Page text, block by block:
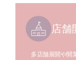
多店舗展開や開
店舗